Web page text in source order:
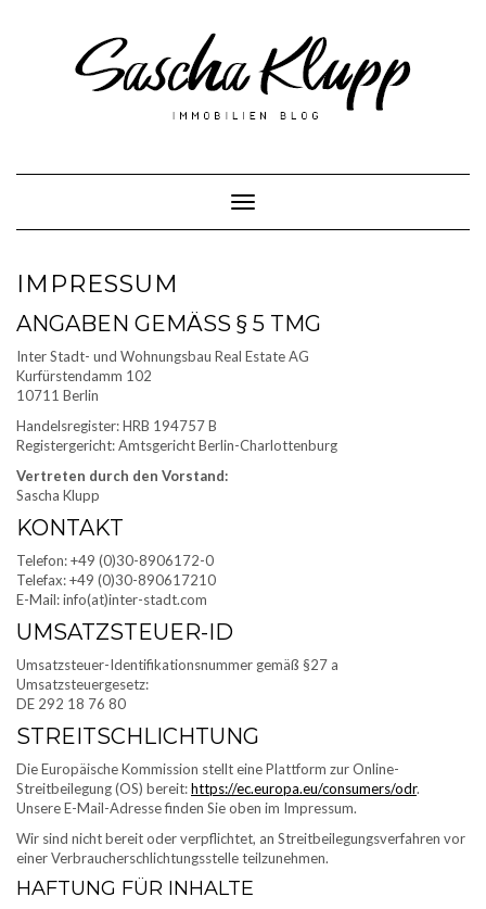
Toggle Navigation
IMPRESSUM
ANGABEN GEMÄSS § 5 TMG
Inter Stadt- und Wohnungsbau Real Estate AG
Kurfürstendamm 102
10711 Berlin
Handelsregister: HRB 194757 B
Registergericht: Amtsgericht Berlin-Charlottenburg
Vertreten durch den Vorstand:
Sascha Klupp
KONTAKT
Telefon: +49 (0)30-8906172-0
Telefax: +49 (0)30-890617210
E-Mail: info(at)inter-stadt.com
UMSATZSTEUER-ID
Umsatzsteuer-Identifikationsnummer gemäß §27 a
Umsatzsteuergesetz:
DE 292 18 76 80
STREITSCHLICHTUNG
Die Europäische Kommission stellt eine Plattform zur Online-
Streitbeilegung (OS) bereit:https://ec.europa.eu/consumers/odr.
Unsere E-Mail-Adresse finden Sie oben im Impressum.
Wir sind nicht bereit oder verpflichtet, an Streitbeilegungsverfahren vor
einer Verbraucherschlichtungsstelle teilzunehmen.
HAFTUNG FÜR INHALTE